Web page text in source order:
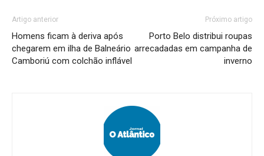
Artigo anterior
Homens ficam à deriva após
chegarem em ilha de Balneário
Camboriú com colchão inflável
Próximo artigo
Porto Belo distribui roupas
arrecadadas em campanha de
inverno